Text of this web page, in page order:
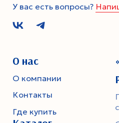
У вас есть вопросы?
О нас
О компании
Контакты
Где купить